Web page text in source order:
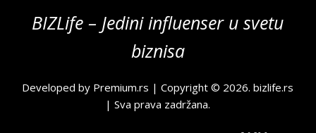
BIZLife – Jedini influenser u svetu
biznisa
Developed by Premium.rs | Copyright © 2026.bizlife.rs
| Sva prava zadržana.